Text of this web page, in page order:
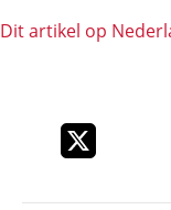
Dit artikel op
Deel dit item